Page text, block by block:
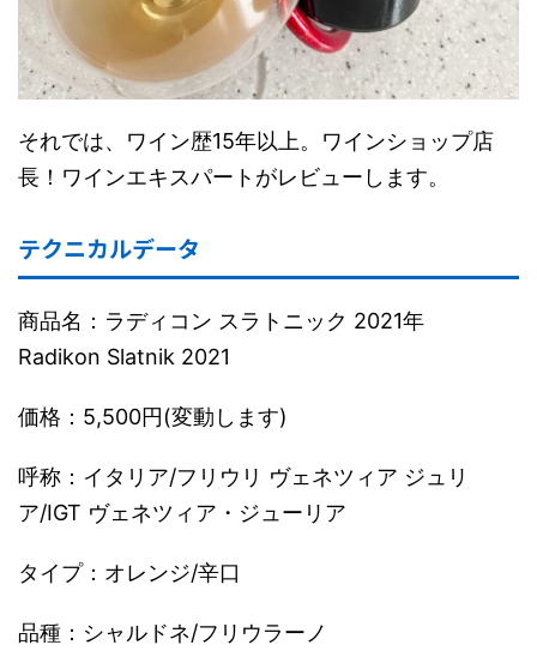
それでは、ワイン歴15年以上。ワインショップ店
長！ワインエキスパートがレビューします。
テクニカルデータ
商品名：ラディコン スラトニック 2021年
Radikon Slatnik 2021
価格：5,500円(変動します)
呼称：イタリア/フリウリ ヴェネツィア ジュリ
ア/IGT ヴェネツィア・ジューリア
タイプ：オレンジ/辛口
品種：シャルドネ/フリウラーノ